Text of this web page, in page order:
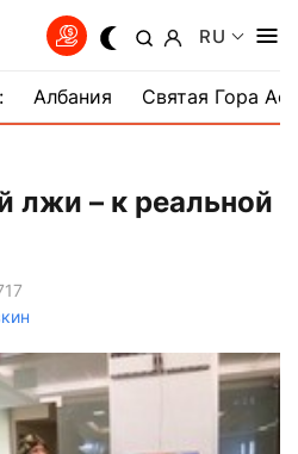
RU
Албания Святая Гора
лжи – к реальной